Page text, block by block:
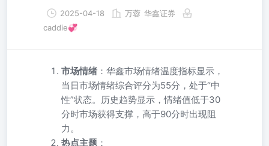
2025-04-18 万蓉 华鑫证券
caddie💞
市场情绪 ：华鑫市场情绪温度指标显示，
当日市场情绪综合评分为55分，处于“中
性”状态。历史趋势显示，情绪值低于30
分时市场获得支撑，高于90分时出现阻
力。
热点主题 ：